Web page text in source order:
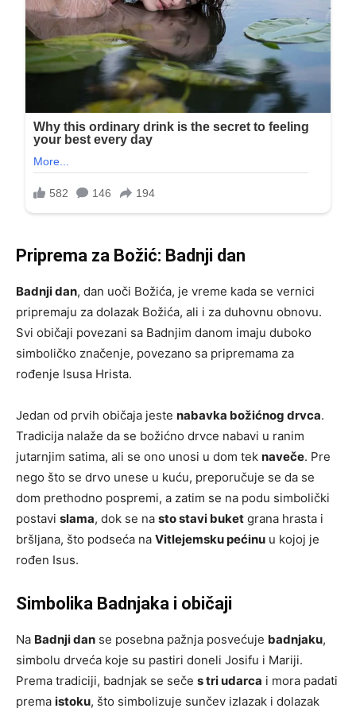
Priprema za Božić: Badnji dan
Badnji dan, dan uoči Božića, je vreme kada se vernici
pripremaju za dolazak Božića, ali i za duhovnu obnovu.
Svi običaji povezani sa Badnjim danom imaju duboko
simboličko značenje, povezano sa pripremama za
rođenje Isusa Hrista.
Jedan od prvih običaja jeste nabavka božićnog drvca.
Tradicija nalaže da se božićno drvce nabavi u ranim
jutarnjim satima, ali se ono unosi u dom tek naveče. Pre
nego što se drvo unese u kuću, preporučuje se da se
dom prethodno pospremi, a zatim se na podu simbolički
postavi slama, dok se na sto stavi buket grana hrasta i
bršljana, što podseća na Vitlejemsku pećinu u kojoj je
rođen Isus.
Simbolika Badnjaka i običaji
Na Badnji dan se posebna pažnja posvećuje badnjaku,
simbolu drveća koje su pastiri doneli Josifu i Mariji.
Prema tradiciji, badnjak se seče s tri udarca i mora padati
prema istoku, što simbolizuje sunčev izlazak i dolazak